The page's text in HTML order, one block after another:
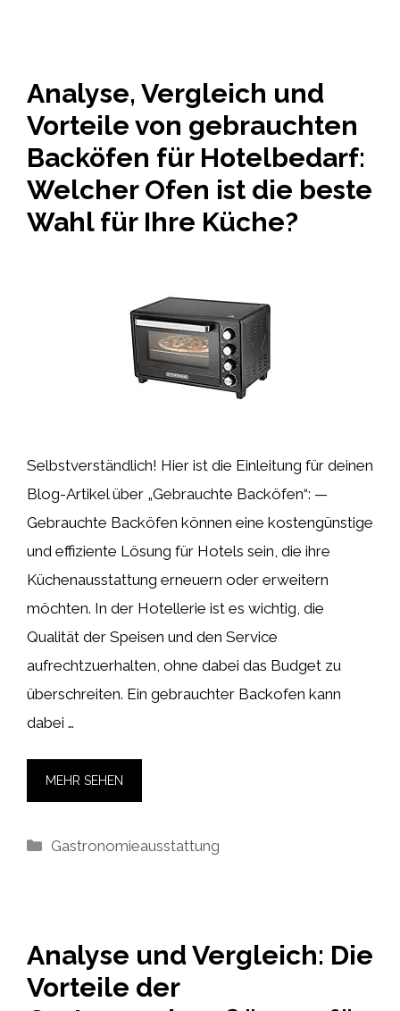
Analyse, Vergleich und
Vorteile von gebrauchten
Backöfen für Hotelbedarf:
Welcher Ofen ist die beste
Wahl für Ihre Küche?
Selbstverständlich! Hier ist die Einleitung für deinen
Blog-Artikel über „Gebrauchte Backöfen“: —
Gebrauchte Backöfen können eine kostengünstige
und effiziente Lösung für Hotels sein, die ihre
Küchenausstattung erneuern oder erweitern
möchten. In der Hotellerie ist es wichtig, die
Qualität der Speisen und den Service
aufrechtzuerhalten, ohne dabei das Budget zu
überschreiten. Ein gebrauchter Backofen kann
dabei …
MEHR SEHEN
Kategorien
Gastronomieausstattung
Analyse und Vergleich: Die
Vorteile der